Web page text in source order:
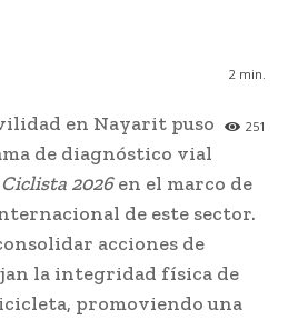
2 min.
251
en Nayarit puso
de diagnóstico vial
2026en el marco de
de este sector.
acciones de
la integridad física de
promoviendo una